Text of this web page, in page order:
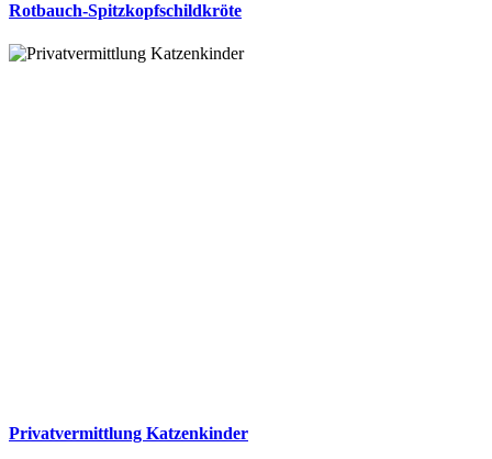
Rotbauch-Spitzkopfschildkröte
Privatvermittlung Katzenkinder